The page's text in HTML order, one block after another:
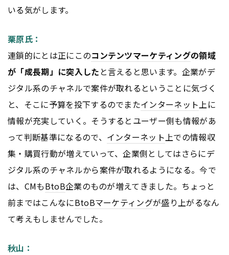
いる気がします。
栗原氏：
連鎖的にとは正にこのコンテンツマーケティングの領域
が「成長期」に突入した と言えると思います。企業がデ
ジタル系のチャネルで案件が取れるということに気づく
と、そこに予算を投下するのでまたインターネット 上に
情報が充実していく。そうするとユーザー側も情報があ
って判断基準になるので、 インターネット 上での情報収
集・購買行動が増えていって、企業側としてはさらにデ
ジタル系のチャネルから案件が取れるようになる。今で
は、CMもBtoB企業のものが増えてきました。ちょっと
前まではこんなにBtoBマーケティングが盛り上がるなん
て考えもしませんでした。
秋山：